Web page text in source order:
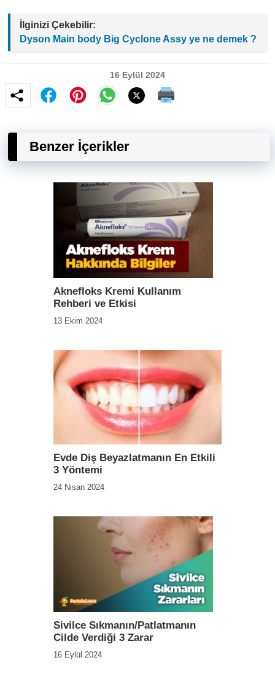
İlginizi Çekebilir:
Dyson Main body Big Cyclone Assy ye ne demek ?
16 Eylül 2024
Benzer İçerikler
Aknefloks Kremi Kullanım
Rehberi ve Etkisi
13 Ekim 2024
Evde Diş Beyazlatmanın En Etkili
3 Yöntemi
24 Nisan 2024
Sivilce Sıkmanın/Patlatmanın
Cilde Verdiği 3 Zarar
16 Eylül 2024